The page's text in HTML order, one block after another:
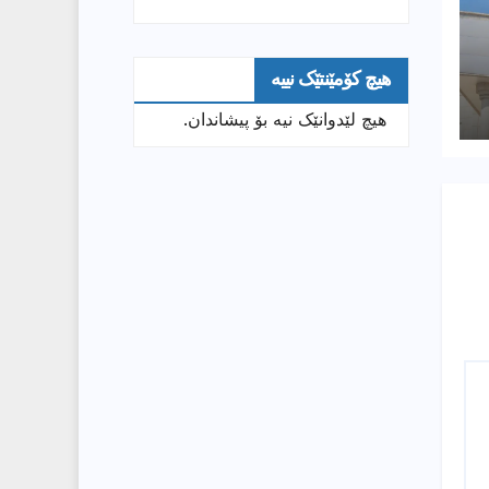
هیچ کۆمێنتێک نییە
هیچ لێدوانێک نیە بۆ پیشاندان.